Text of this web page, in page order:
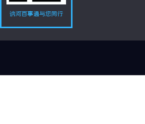
讷河百事通与您同行